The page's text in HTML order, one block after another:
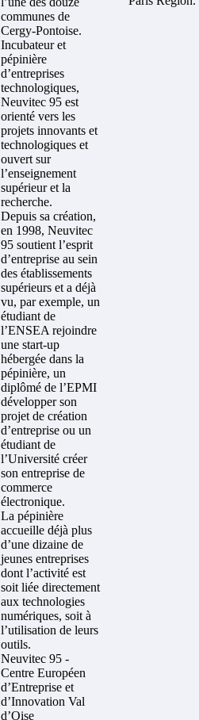
communes de
Cergy-Pontoise.
Incubateur et
pépinière
d’entreprises
technologiques,
Neuvitec 95 est
orienté vers les
projets innovants et
technologiques et
ouvert sur
l’enseignement
supérieur et la
recherche.
Depuis sa création,
en 1998, Neuvitec
95 soutient l’esprit
d’entreprise au sein
des établissements
supérieurs et a déjà
vu, par exemple, un
étudiant de
l’ENSEA rejoindre
une start-up
hébergée dans la
pépinière, un
diplômé de l’EPMI
développer son
projet de création
d’entreprise ou un
étudiant de
l’Université créer
son entreprise de
commerce
électronique.
La pépinière
accueille déjà plus
d’une dizaine de
jeunes entreprises
dont l’activité est
soit liée directement
aux technologies
numériques, soit à
l’utilisation de leurs
outils.
Neuvitec 95 -
Centre Européen
d’Entreprise et
d’Innovation Val
d’Oise